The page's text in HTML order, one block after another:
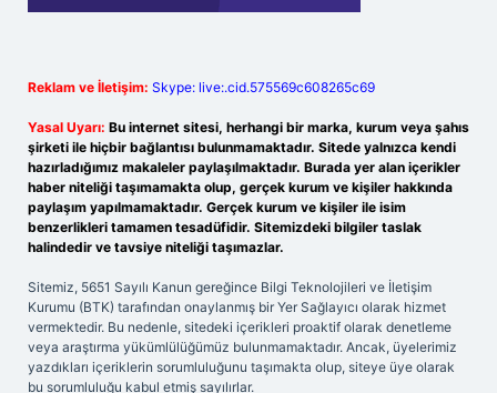
Reklam ve İletişim: Skype: live:.cid.575569c608265c69
Yasal Uyarı: Bu internet sitesi, herhangi bir marka, kurum veya şahıs
şirketi ile hiçbir bağlantısı bulunmamaktadır. Sitede yalnızca kendi
hazırladığımız makaleler paylaşılmaktadır. Burada yer alan içerikler
haber niteliği taşımamakta olup, gerçek kurum ve kişiler hakkında
paylaşım yapılmamaktadır. Gerçek kurum ve kişiler ile isim
benzerlikleri tamamen tesadüfidir. Sitemizdeki bilgiler taslak
halindedir ve tavsiye niteliği taşımazlar.
Sitemiz, 5651 Sayılı Kanun gereğince Bilgi Teknolojileri ve İletişim
Kurumu (BTK) tarafından onaylanmış bir Yer Sağlayıcı olarak hizmet
vermektedir. Bu nedenle, sitedeki içerikleri proaktif olarak denetleme
veya araştırma yükümlülüğümüz bulunmamaktadır. Ancak, üyelerimiz
yazdıkları içeriklerin sorumluluğunu taşımakta olup, siteye üye olarak
bu sorumluluğu kabul etmiş sayılırlar.